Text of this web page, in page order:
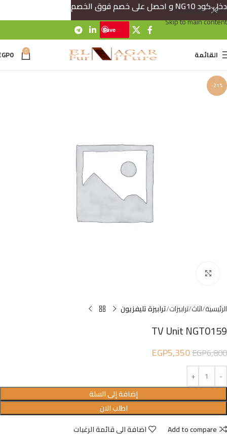
Skip to navigation
Skip to main content
Save
القائمة 0
0
-21%
الرئيسية اثاث ترابيزات ترابيزة تليفزيون
TV Unit NGT0159
EGP6,800
EGP5,350
إضافة إلى السلة
اطلب الان
Add to compare
اضافة الى قائمة الرغبات
دخل كود NG10 و احصل على خصم فوق الخصم